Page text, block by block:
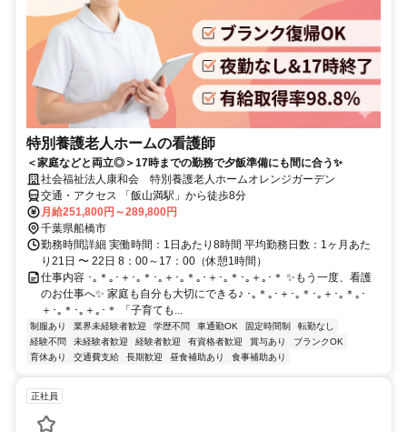
特別養護老人ホームの看護師
＜家庭などと両立◎＞17時までの勤務で夕飯準備にも間に合う✨
社会福祉法人康和会 特別養護老人ホームオレンジガーデン
交通・アクセス 「飯山満駅」から徒歩8分
月給251,800円～289,800円
千葉県船橋市
勤務時間詳細 実働時間：1日あたり8時間 平均勤務日数：1ヶ月あた
り21日 〜 22日 8：00～17：00（休憩1時間）
仕事内容 ･｡＊｡･＋･｡＊･｡＋･｡＊｡･＋･｡＊･｡＋｡･＊ ✨もう一度、看護
のお仕事へ✨ 家庭も自分も大切にできる♪ ･｡＊｡･＋･｡＊･｡＋･｡＊｡･
＋･｡＊･｡＋｡･＊ 「子育ても...
制服あり 業界未経験者歓迎 学歴不問 車通勤OK 固定時間制
転勤なし
経験不問
未経験者歓迎 経験者歓迎 有資格者歓迎 賞与あり
ブランクOK
育休あり
交通費支給 長期歓迎 昼食補助あり 食事補助あり
正社員